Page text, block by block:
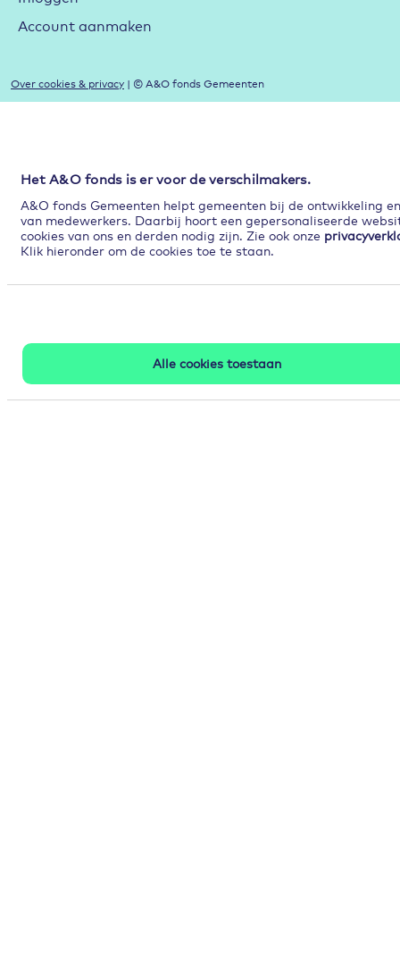
Het A&O fonds is er voor de verschilmakers.
A&O fonds Gemeenten helpt gemeenten bij de ontwikkeling
van medewerkers. Daarbij hoort een gepersonaliseerde
cookies van ons en derden nodig zijn. Zie ook onze
Klik hieronder om de cookies toe te staan.
Alle cookies toestaan
Account aanmaken
Over cookies & privacy | © A&O fonds Gemeenten